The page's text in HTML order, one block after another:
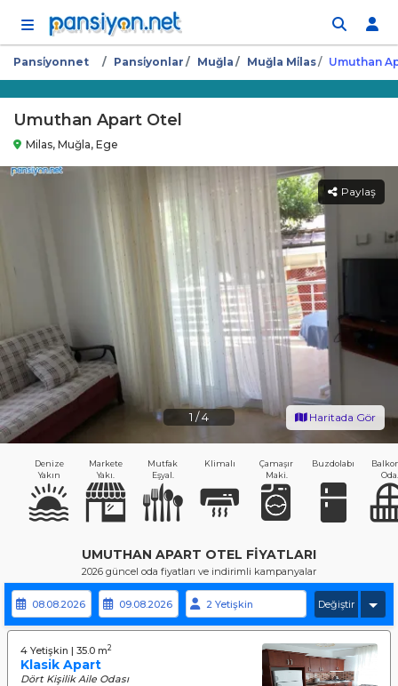
Pansi̇yonnet Pansi̇yonlar Muğla Muğla Mi̇las Umuthan
Umuthan Apart Otel
Milas, Muğla, Ege
1 /4
Paylaş
Haritada Gör
Denize
Yakın
Markete
Yakı.
Mutfak
Eşyal.
Klimalı
Çamaşır
Maki.
Buzdolabı
Oda.
UMUTHAN APART OTEL FIYATLARI
2026 güncel oda fiyatları ve indirimli kampanyalar
Değiştir
4 Yetişkin | 35.0 m2
Klasik Apart
Dört Kişilik Aile Odası